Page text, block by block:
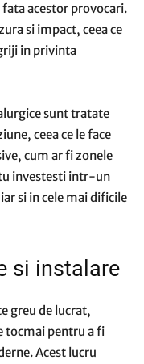
acestor provocari.
si impact, ceea ce
in privinta
sunt tratate
ceea ce le face
cum ar fi zonele
investesti intr-un
si in cele mai dificile
si instalare
greu de lucrat,
tocmai pentru a fi
Acest lucru